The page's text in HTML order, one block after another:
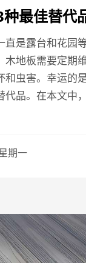
最佳替代
直是露台和花园
木地板需要定期
和虫害。幸运的
代品。在本文中
期一